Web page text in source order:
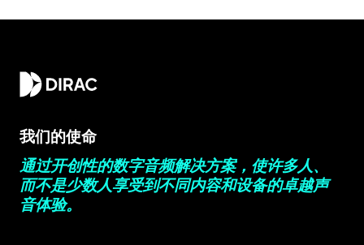
我们的使命
通过开创性的数字音频解决方案，使许多人、
而不是少数人享受到不同内容和设备的卓越声
音体验。